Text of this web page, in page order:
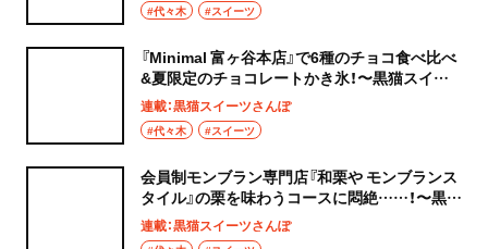
#代々木 #スイーツ
『Minimal 富ヶ谷本店』で6種のチョコ食べ比べ
&夏限定のチョコレートかき氷！〜黒猫スイー
ツ散歩 代々木上原編⑦〜
連載：黒猫スイーツさんぽ
#代々木 #スイーツ
会員制モンブラン専門店『和栗や モンブランス
タイル』の栗を味わうコースに悶絶……！〜黒猫
スイーツ散歩 代々木上原編⑥〜
連載：黒猫スイーツさんぽ